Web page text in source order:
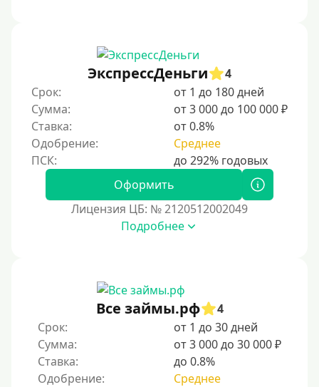
Первый кредит без переплаты
Без процентов на 30 дней
Под 0 %
Условия
С опцией досрочного погашения
Без страховок и комиссий
Со страховкой
Без электронной почты
С автоматическим одобрением
Без номера телефона
ЭкспрессДеньги
4
Срок:
от 1 до 180 дней
Сумма:
от 3 000 до 100 000 ₽
Ставка:
от 0.8%
Одобрение:
Среднее
Оформить
Лицензия ЦБ: № 2120512002049
Подробнее
Все займы.рф
4
Срок:
от 1 до 30 дней
Сумма:
от 3 000 до 30 000 ₽
Ставка:
до 0.8%
Одобрение:
Среднее